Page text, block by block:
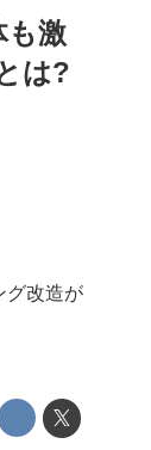
も激
は?
グ改造が